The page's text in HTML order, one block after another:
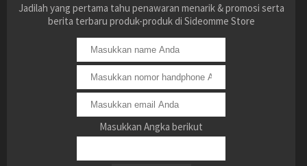
Jadilah yang pertama tahu penawaran menarik & promosi serta
berita terbaru produk-produk di Sideomme Store
Masukkan Angka berikut